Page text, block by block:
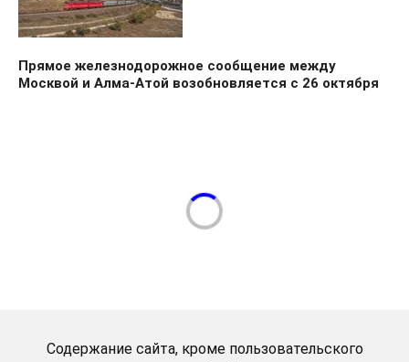
Прямое железнодорожное сообщение между
Москвой и Алма-Атой возобновляется с 26 октября
Содержание сайта, кроме пользовательского